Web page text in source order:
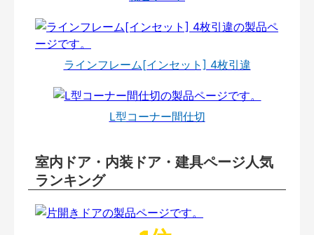
ラインフレーム[インセット] 4枚引違
L型コーナー間仕切
室内ドア・内装ドア・建具ページ人気
ランキング